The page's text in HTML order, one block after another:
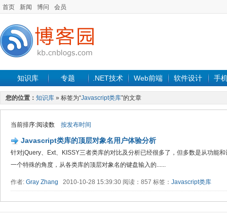
首页 新闻 博问 会员
知识库 专题 .NET技术 Web前端 软件设计 手
您的位置： 知识库 » 标签为“Javascript类库”的文章
当前排序:阅读数 按发布时间
Javascript类库的顶层对象名用户体验分析
针对jQuery、Ext、KISSY三者类库的对比及分析已经很多了，但多数是从功能
一个特殊的角度，从各类库的顶层对象名的键盘输入的......
作者: Gray Zhang 2010-10-28 15:39:30 阅读：857 标签： Javascript类库